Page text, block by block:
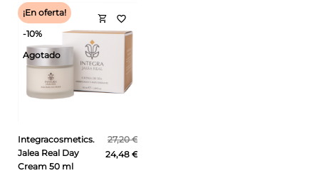
Integracosmetics.
Jalea Real Day
Cream 50 ml
27,20 €
24,48 €
shopping_cart
¡En oferta!
-10%
Agotado
favorite_border